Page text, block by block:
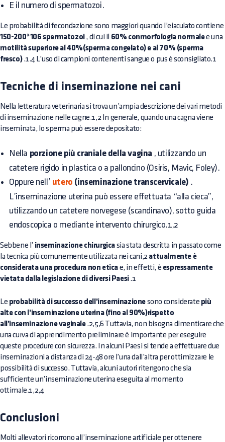
E il numero di spermatozoi.
Le probabilità di fecondazione sono maggiori quando l’eiaculato contiene
150-200*106 spermatozoi, di cui il 60% conmorfologia normalee una
motilità superiore al 40%(sperma congelato) e al 70% (sperma
fresco).1.4 L’uso di campioni contenenti sangue o pus è sconsigliato.1
Tecniche di inseminazione nei cani
Nella letteratura veterinaria si trova un’ampia descrizione dei vari metodi
di inseminazione nelle cagne.1,2 In generale, quando una cagna viene
inseminata, lo sperma può essere depositato:
Nella porzione più craniale della vagina , utilizzando un
catetere rigido in plastica o a palloncino (Osiris, Mavic, Foley).
Oppure nell’ utero (inseminazione transcervicale) .
L’inseminazione uterina può essere effettuata “alla cieca”,
utilizzando un catetere norvegese (scandinavo), sotto guida
endoscopica o mediante intervento chirurgico.1,2
Sebbene l’ inseminazione chirurgica sia stata descritta in passato come
la tecnica più comunemente utilizzata nei cani,2 attualmente è
considerata una procedura non etica e, in effetti, è espressamente
vietata dalla legislazione di diversi Paesi.1
Le probabilità di successo dell’inseminazione sono considerate più
alte con l’inseminazione uterina (fino al 90%)rispetto
all’inseminazione vaginale.2,5,6 Tuttavia, non bisogna dimenticare che
una curva di apprendimento preliminare è importante per eseguire
queste procedure con sicurezza. In alcuni Paesi si tende a effettuare due
inseminazioni a distanza di 24-48 ore l’una dall’altra per ottimizzare le
possibilità di successo. Tuttavia, alcuni autori ritengono che sia
sufficiente un’inseminazione uterina eseguita al momento
ottimale.1,2,4
Conclusioni
Molti allevatori ricorrono all’inseminazione artificiale per ottenere